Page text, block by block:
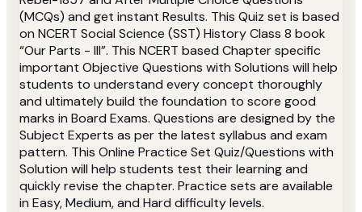
(MCQs) and get instant Results. This Quiz set is based
on NCERT Social Science (SST) History Class 8 book
“Our Parts - III”. This NCERT based Chapter specific
important Objective Questions with Solutions will help
students to understand every concept thoroughly
and ultimately build the foundation to score good
marks in Board Exams. Questions are designed by the
Subject Experts as per the latest syllabus and exam
pattern. This Online Practice Set Quiz/Questions with
Solution will help students test their learning and
quickly revise the chapter. Practice sets are available
in Easy, Medium, and Hard difficulty levels.